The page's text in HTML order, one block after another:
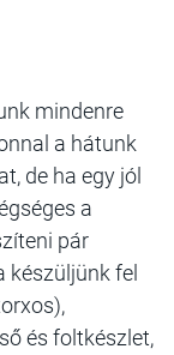
mindenre
a hátunk
de ha egy jól
a
pár
készüljünk fel
és foltkészlet,